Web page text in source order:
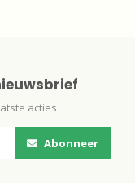
acties
Abonneer